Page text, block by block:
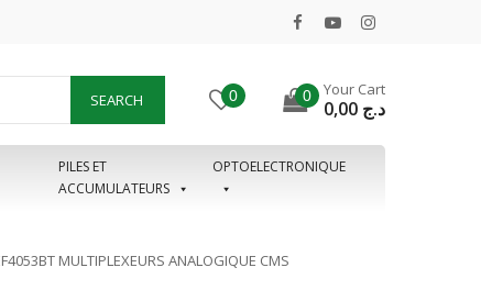
SEARCH 0 0 Your Cart
د.ج
PILES ET
ACCUMULATEURS
OPTOELECTRONIQUE
MULTIPLEXEURS ANALOGIQUE CMS